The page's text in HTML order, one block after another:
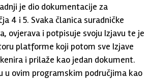
je dio dokumentacije za
4 i 5. Svaka članica suradničke
ovjerava i potpisuje svoju Izjavu te je
platforme koji potom sve Izjave
i prilaže kao jedan dokument.
u ovim programskim područjima kao